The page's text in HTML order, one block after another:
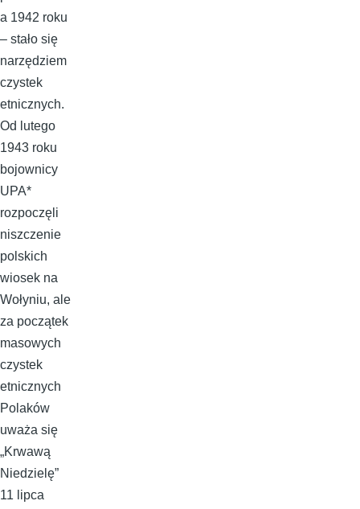
a 1942 roku
– stało się
narzędziem
czystek
etnicznych.
Od lutego
1943 roku
bojownicy
UPA*
rozpoczęli
niszczenie
polskich
wiosek na
Wołyniu, ale
za początek
masowych
czystek
etnicznych
Polaków
uważa się
„Krwawą
Niedzielę”
11 lipca